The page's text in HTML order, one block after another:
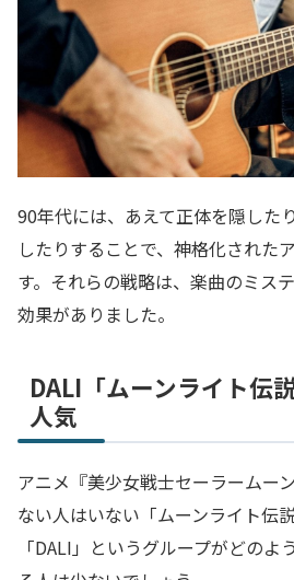
90年代には、あえて正体を隠した
したりすることで、神格化された
す。それらの戦略は、楽曲のミス
効果がありました。
DALI「ムーンライト伝
人気
アニメ『美少女戦士セーラームー
ない人はいない「ムーンライト伝
「DALI」というグループがどの